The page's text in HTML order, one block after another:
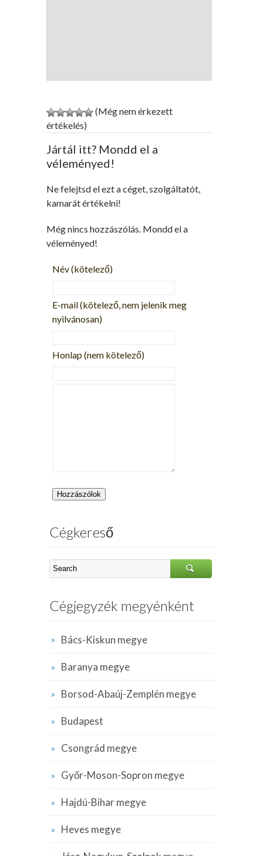
(Még nem érkezett
értékelés)
Jártál itt? Mondd el a
véleményed!
Ne felejtsd el ezt a céget, szolgáltatót,
kamarát értékelni!
Még nincs hozzászólás. Mondd el a
véleményed!
Név(kötelező)
E-mail(kötelező, nem jelenik meg
nyilvánosan)
Honlap (nem kötelező)
Cégkereső
Cégjegyzék megyénként
Bács-Kiskun megye
Baranya megye
Borsod-Abaúj-Zemplén megye
Budapest
Csongrád megye
Győr-Moson-Sopron megye
Hajdú-Bihar megye
Heves megye